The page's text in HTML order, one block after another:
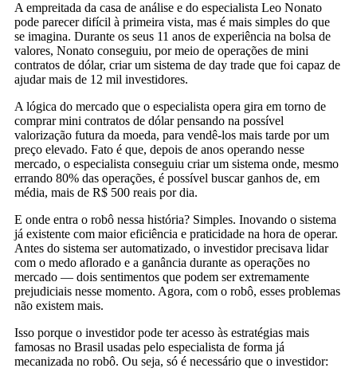
A empreitada da casa de análise e do especialista Leo Nonato
pode parecer difícil à primeira vista, mas é mais simples do que
se imagina. Durante os seus 11 anos de experiência na bolsa de
valores, Nonato conseguiu, por meio de operações de mini
contratos de dólar, criar um sistema de day trade que foi capaz de
ajudar mais de 12 mil investidores.
A lógica do mercado que o especialista opera gira em torno de
comprar mini contratos de dólar pensando na possível
valorização futura da moeda, para vendê-los mais tarde por um
preço elevado. Fato é que, depois de anos operando nesse
mercado, o especialista conseguiu criar um sistema onde, mesmo
errando 80% das operações, é possível buscar ganhos de, em
média, mais de R$ 500 reais por dia.
E onde entra o robô nessa história? Simples. Inovando o sistema
já existente com maior eficiência e praticidade na hora de operar.
Antes do sistema ser automatizado, o investidor precisava lidar
com o medo aflorado e a ganância durante as operações no
mercado — dois sentimentos que podem ser extremamente
prejudiciais nesse momento. Agora, com o robô, esses problemas
não existem mais.
Isso porque o investidor pode ter acesso às estratégias mais
famosas no Brasil usadas pelo especialista de forma já
mecanizada no robô. Ou seja, só é necessário que o investidor: